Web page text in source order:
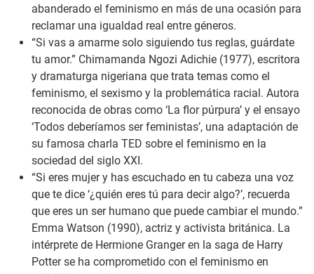
abanderado el feminismo en más de una ocasión para
reclamar una igualdad real entre géneros.
“Si vas a amarme solo siguiendo tus reglas, guárdate
tu amor.” Chimamanda Ngozi Adichie (1977), escritora
y dramaturga nigeriana que trata temas como el
feminismo, el sexismo y la problemática racial. Autora
reconocida de obras como ‘La flor púrpura’ y el ensayo
‘Todos deberíamos ser feministas’, una adaptación de
su famosa charla TED sobre el feminismo en la
sociedad del siglo XXI.
“Si eres mujer y has escuchado en tu cabeza una voz
que te dice ‘¿quién eres tú para decir algo?’, recuerda
que eres un ser humano que puede cambiar el mundo.”
Emma Watson (1990), actriz y activista británica. La
intérprete de Hermione Granger en la saga de Harry
Potter se ha comprometido con el feminismo en